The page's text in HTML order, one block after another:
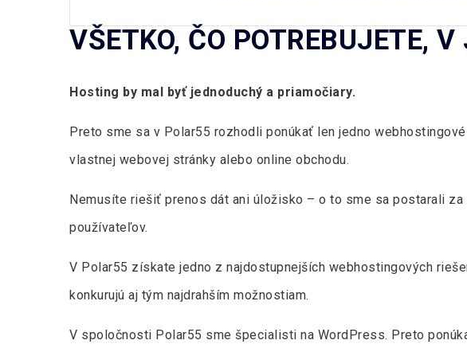
VŠETKO, ČO POTREBUJETE,
Hosting by mal byť jednoduchý a priamočiary.
Preto sme sa v Polar55 rozhodli ponúkať len jedno
vlastnej webovej stránky alebo online obchodu.
Nemusíte riešiť prenos dát ani úložisko – o to sme sa postarali
používateľov.
V Polar55 získate jedno z najdostupnejších webhostingových
konkurujú aj tým najdrahším možnostiam.
V spoločnosti Polar55 sme špecialisti na WordPress. Preto